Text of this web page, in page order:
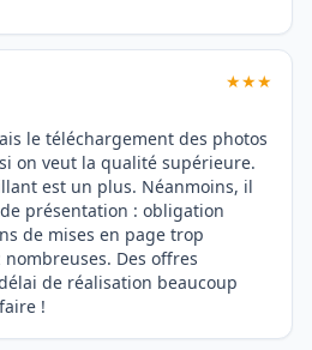
★★★
le téléchargement des photos
on veut la qualité supérieure.
est un plus. Néanmoins, il
présentation : obligation
de mises en page trop
Des offres
de réalisation beaucoup
!